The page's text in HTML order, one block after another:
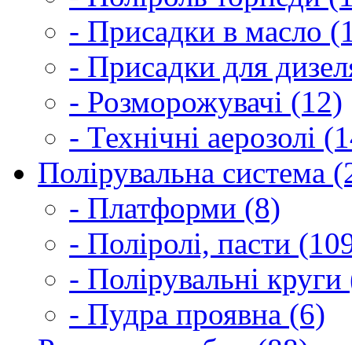
- Присадки в масло
- Присадки для
- Розморожувачі (12)
- Технічні аерозолі
Полірувальна система
- Платформи (8)
- Поліролі, пасти
- Полірувальні
- Пудра проявна (6)